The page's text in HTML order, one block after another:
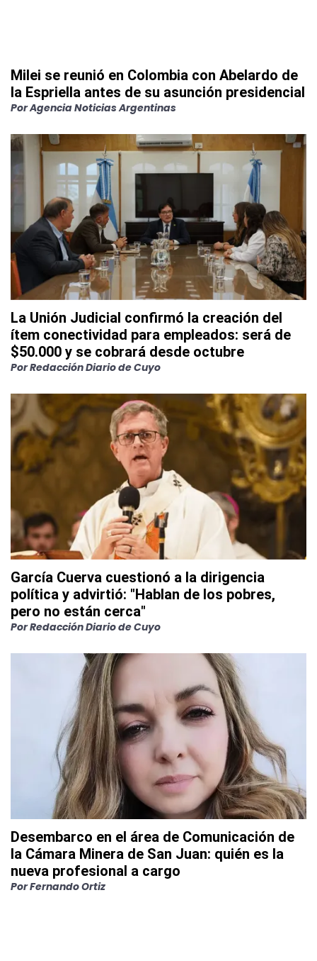
Milei se reunió en Colombia con Abelardo de
la Espriella antes de su asunción presidencial
PorAgencia Noticias Argentinas
La Unión Judicial confirmó la creación del
ítem conectividad para empleados: será de
$50.000 y se cobrará desde octubre
PorRedacción Diario de Cuyo
García Cuerva cuestionó a la dirigencia
política y advirtió: "Hablan de los pobres,
pero no están cerca"
PorRedacción Diario de Cuyo
Desembarco en el área de Comunicación de
la Cámara Minera de San Juan: quién es la
nueva profesional a cargo
PorFernando Ortiz